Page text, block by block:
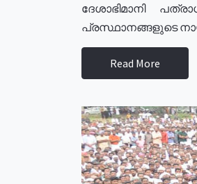
ദേശാഭിമാനി
പ്രസ്ഥാനങ്ങളുടെ
Read More